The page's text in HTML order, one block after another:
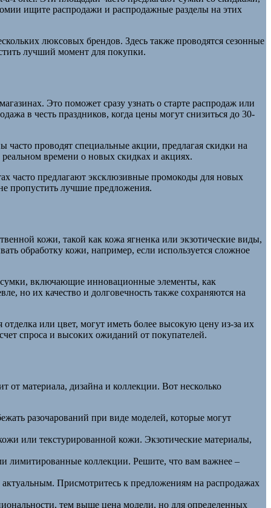
ищите распродажи и распродажные разделы на этих
люксовых брендов. Здесь также проводятся сезонные
лучший момент для покупки.
Это поможет сразу узнать о старте распродаж или
в честь праздников, когда цены могут снизиться до 30-
проводят специальные акции, предлагая скидки на
времени о новых скидках и акциях.
часто предлагают эксклюзивные промокоды для новых
пропустить лучшие предложения.
кожи, такой как кожа ягненка или экзотические виды,
обработку кожи, например, если используется сложное
включающие инновационные элементы, как
но их качество и долговечность также сохраняются на
или цвет, могут иметь более высокую цену из-за их
спроса и высоких ожиданий от покупателей.
от материала, дизайна и коллекции. Вот несколько
разочарований при виде моделей, которые могут
или текстурированной кожи. Экзотические материалы,
лимитированные коллекции. Решите, что вам важнее –
Присмотритесь к предложениям на распродажах
тем выше цена модели, но для определенных